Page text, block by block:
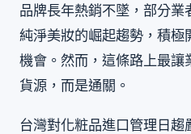
品牌長年熱銷不墜，部分
純淨美妝的崛起趨勢，積極
機會。然而，這條路上最讓
貨源，而是通關。
台灣對化粧品進口管理日